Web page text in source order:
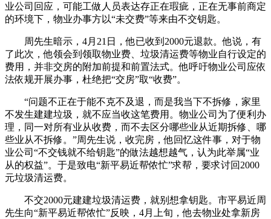
业公司回应，可能工做人员表达存正在瑕疵，正在无事前商定
的环境下，物业办事方以“未交费”等来由不交钥匙。
周先生暗示，4月21日，他已收到2000元退款。他说，有
了此次，他领会到领取物业费、垃圾清运费等物业自行设定的
费用，并非交房的附加前提和前置法式。他呼吁物业公司应依
法依规开展办事，杜绝把“交房”取“收费”。
“问题不正在于能不克不及退，而是我当下不拆修，家里
不发生建建垃圾，就不应当收这笔费用。物业公司为了便利办
理，同一对所有业从收费，而不去区分哪些业从近期拆修、哪
些业从不拆修。”周先生说，收完房，他回忆这件事，对于物
业公司“不交钱就不给钥匙”的做法越想越气，认为此举属“业
从的权益”。于是致电“新平易近帮侬忙”求帮，要求讨回2000
元垃圾清运费。
不交2000元建建垃圾清运费，就别想拿钥匙。市平易近周
先生向“新平易近帮侬忙”反映，4月上旬，他去物业处拿新房